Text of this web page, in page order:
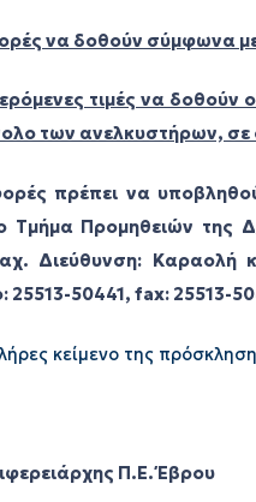
να δοθούν σύμφωνα
τιμές να δοθούν
των ανελκυστήρων,
πρέπει να
Τμήμα Προμηθειών της
Διεύθυνση: Καραολή
25513-50441, fax: 25513-
κείμενο της
Π.Ε. Έβρου